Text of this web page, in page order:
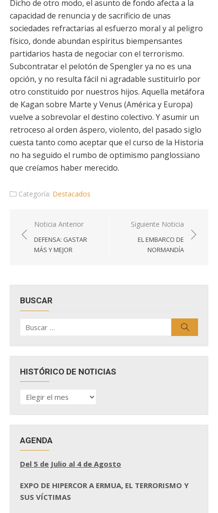
Dicho de otro modo, el asunto de fondo afecta a la
capacidad de renuncia y de sacrificio de unas
sociedades refractarias al esfuerzo moral y al peligro
físico, donde abundan espíritus biempensantes
partidarios hasta de negociar con el terrorismo.
Subcontratar el pelotón de Spengler ya no es una
opción, y no resulta fácil ni agradable sustituirlo por
otro constituido por nuestros hijos. Aquella metáfora
de Kagan sobre Marte y Venus (América y Europa)
vuelve a sobrevolar el destino colectivo. Y asumir un
retroceso al orden áspero, violento, del pasado siglo
cuesta tanto como aceptar que el curso de la Historia
no ha seguido el rumbo de optimismo panglossiano
que creíamos haber merecido.
Categoría: Destacados
Navegación
de
entradas
Noticia Anterior
DEFENSA: GASTAR
MÁS Y MEJOR
Siguiente Noticia
EL EMBARCO DE
NORMANDÍA
BUSCAR
por:
HISTÓRICO DE NOTICIAS
HISTÓRICO
DE
AGENDA
Del 5 de Julio al 4 de Agosto
EXPO DE HIPERCOR A ERMUA, EL TERRORISMO Y
SUS VÍCTIMAS